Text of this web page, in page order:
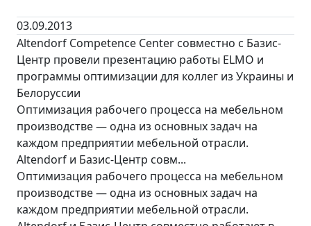
03.09.2013
Altendorf Competence Center совместно с Базис-
Центр провели презентацию работы ELMO и
программы оптимизации для коллег из Украины и
Белоруссии
Оптимизация рабочего процесса на мебельном
производстве — одна из основных задач на
каждом предприятии мебельной отрасли.
Altendorf и Базис-Центр совм...
Оптимизация рабочего процесса на мебельном
производстве — одна из основных задач на
каждом предприятии мебельной отрасли.